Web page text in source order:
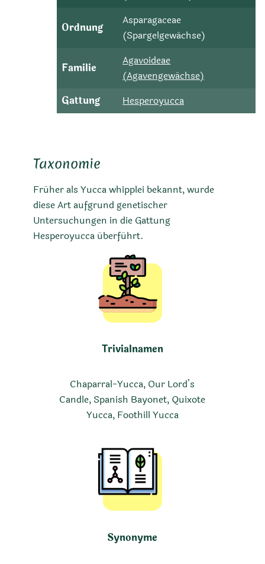
Ordnung
Asparagaceae
(Spargelgewächse)
Familie
Agavoideae
(Agavengewächse)
Gattung
Hesperoyucca
Taxonomie
Früher als Yucca whipplei bekannt, wurde
diese Art aufgrund genetischer
Untersuchungen in die Gattung
Hesperoyucca überführt.
Trivialnamen
Chaparral-Yucca, Our Lord’s
Candle, Spanish Bayonet, Quixote
Yucca, Foothill Yucca
Synonyme